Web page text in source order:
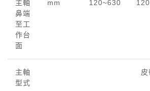
主軸
鼻端
至工
作台
面
mm 120~630
主軸
型式
皮